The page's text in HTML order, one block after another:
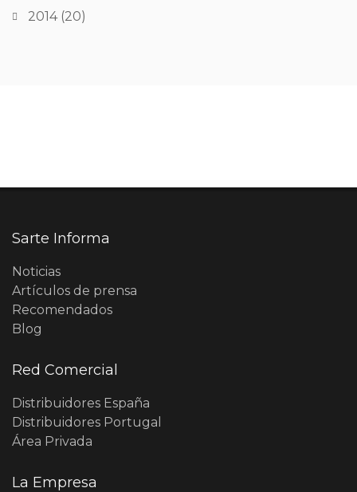
2014(20)
Sarte Informa
Noticias
Artículos de prensa
Recomendados
Blog
Red Comercial
Distribuidores España
Distribuidores Portugal
Área Privada
La Empresa